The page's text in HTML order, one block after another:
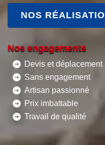
NOS
Nos engagements
Devis et déplacement
Sans engagement
Artisan passionné
Prix imbattable
Travail de qualité